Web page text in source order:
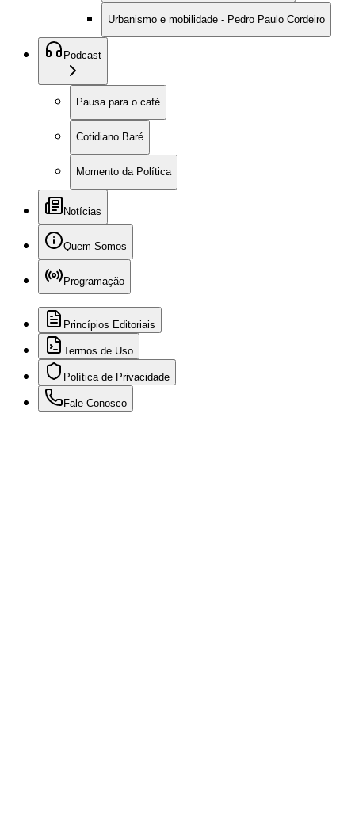
Urbanismo e mobilidade - Pedro Paulo Cordeiro
Podcast
Pausa para o café
Cotidiano Baré
Momento da Política
Notícias
Quem Somos
Programação
Princípios Editoriais
Termos de Uso
Política de Privacidade
Fale Conosco